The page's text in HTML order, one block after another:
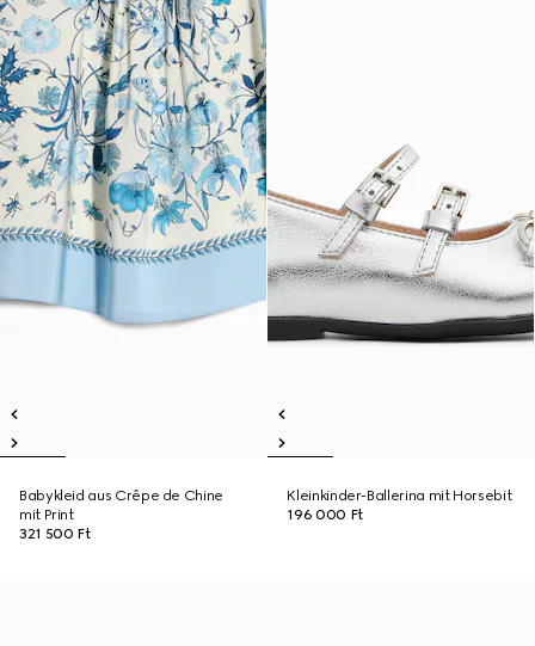
Babykleid aus Crêpe de Chine
mit Print
321 500 Ft
Kleinkinder-Ballerina mit Horsebit
196 000 Ft